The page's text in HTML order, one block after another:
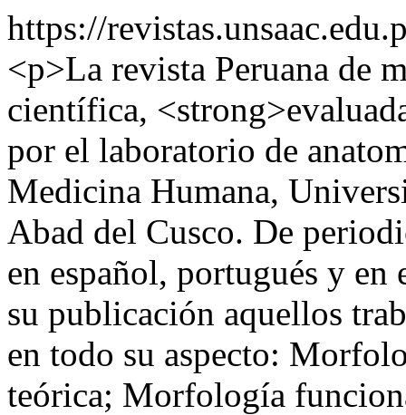
https://
<p>La revista Peruana de
científica,
por el laboratorio de
Medicina Humana,
Abad del Cusco. De
en español, portugués y
su publicación aquellos
en todo su aspecto:
teórica; Morfología